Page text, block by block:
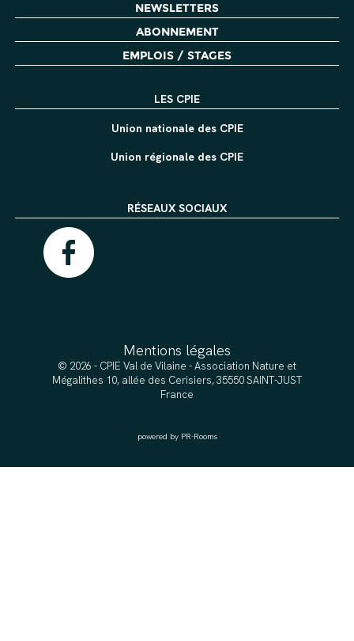
NEWSLETTERS
ABONNEMENT
EMPLOIS / STAGES
LES CPIE
Union nationale des CPIE
Union régionale des CPIE
RÉSEAUX SOCIAUX
Mentions légales
© 2026 - CPIE Val de Vilaine - Association Nature et
Mégalithes 10, allée des Cerisiers, 35550 SAINT-JUST
France
powered by PR-Rooms